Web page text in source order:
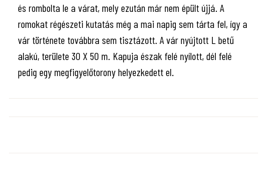
és rombolta le a várat, mely ezután már nem épült újjá. A
romokat régészeti kutatás még a mai napig sem tárta fel, így a
vár története továbbra sem tisztázott. A vár nyújtott L betű
alakú, területe 30 X 50 m. Kapuja észak felé nyílott, dél felé
pedig egy megfigyelőtorony helyezkedett el.